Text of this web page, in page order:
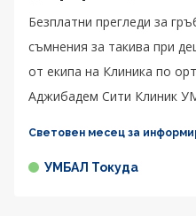
Безплатни прегледи за
съмнения за такива при
от екипа на Клиника по
Аджибадем Сити Клиник
Световен месец за
УМБАЛ Токуда